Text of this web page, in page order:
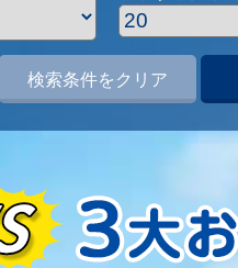
検索条件をクリア